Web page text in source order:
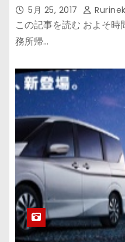
5月 25, 2017
この記事を読む およそ時
務所帰…